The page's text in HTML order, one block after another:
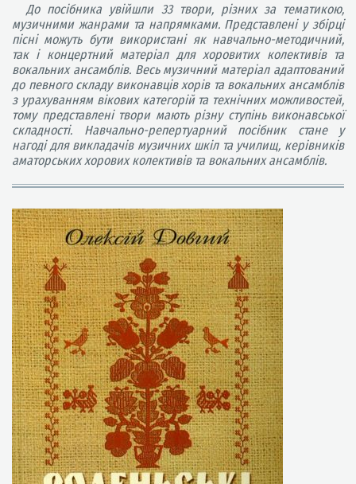
До посібника увійшли 33 твори, різних за тематикою,
музичними жанрами та напрямками. Представлені у збірці
пісні можуть бути використані як навчально-методичний,
так і концертний матеріал для хоровитих колективів та
вокальних ансамблів. Весь музичний матеріал адаптований
до певного складу виконавців хорів та вокальних ансамблів
з урахуванням вікових категорій та технічних можливостей,
тому представлені твори мають різну ступінь виконавської
складності. Навчально-репертуарний посібник стане у
нагоді для викладачів музичних шкіл та училищ, керівників
аматорських хорових колективів та вокальних ансамблів.